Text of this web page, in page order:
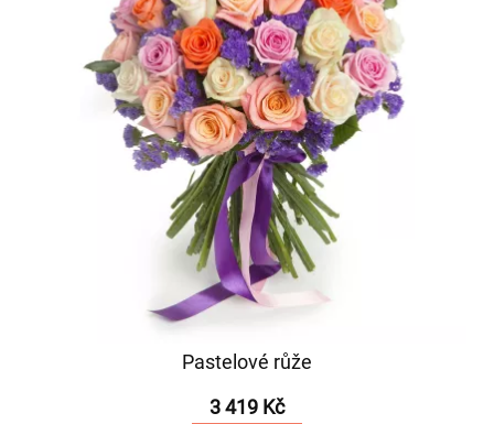
Pastelové růže
3 419 Kč